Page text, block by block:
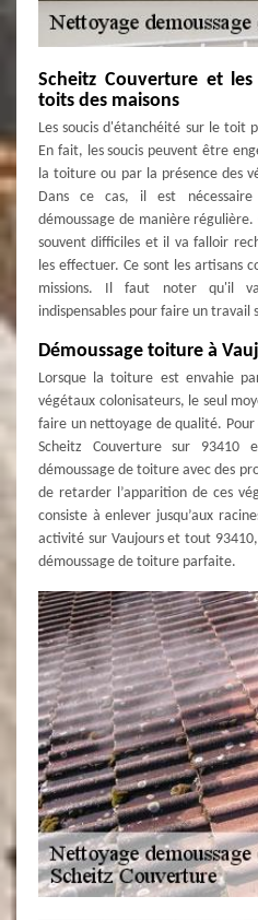
Scheitz Couverture et
toits des maisons
Les soucis d'étanchéité sur le toit
En fait, les soucis peuvent être
la toiture ou par la présence des
Dans ce cas, il est
démoussage de manière
souvent difficiles et il va falloir
les effectuer. Ce sont les artisans
missions. Il faut noter qu'il
indispensables pour faire un travail
Démoussage toiture à
Lorsque la toiture est envahie
végétaux colonisateurs, le seul
faire un nettoyage de qualité.
Scheitz Couverture sur
démoussage de toiture avec des
de retarder l’apparition de ces
consiste à enlever jusqu’aux
activité sur Vaujours et tout
démoussage de toiture parfaite.